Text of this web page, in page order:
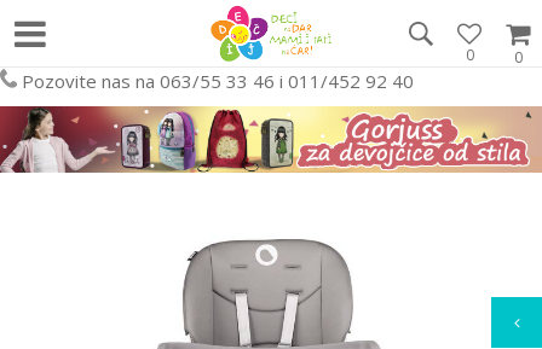
0
0
Pozovite nas na 063/55 33 46 i 011/452 92 40